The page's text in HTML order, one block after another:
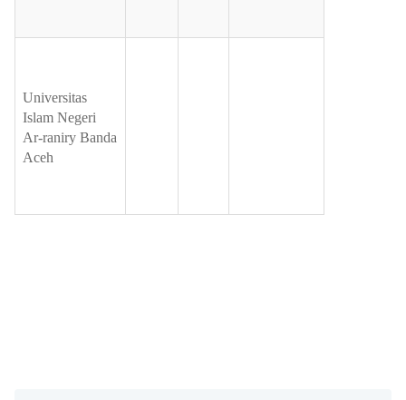
Universitas
Islam Negeri
Ar-raniry Banda
Aceh